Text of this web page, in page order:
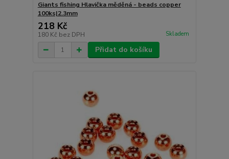
Giants fishing Hlavička měděná - beads copper
100ks|2.3mm
218 Kč
180 Kč bez DPH Skladem
Přidat do košíku